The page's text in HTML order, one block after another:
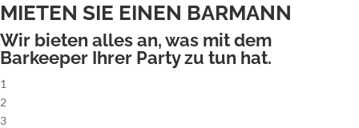
MIETEN SIE EINEN BARMANN
Wir bieten alles an, was mit dem
Barkeeper Ihrer Party zu tun hat.
1
2
3